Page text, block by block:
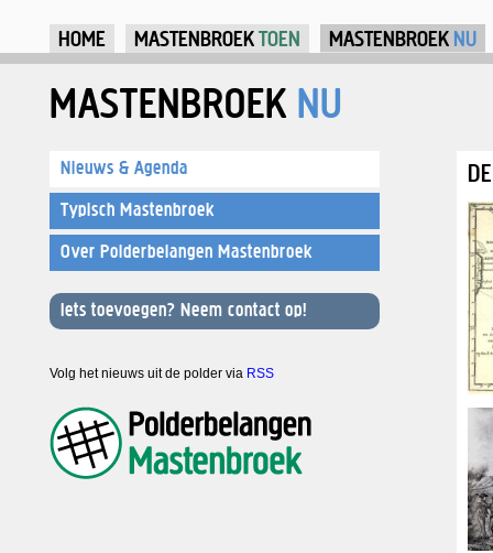
HOME MASTENBROEKTOEN MASTENBROEK NU
MASTENBROEK NU
Nieuws & Agenda
Typisch Mastenbroek
Over Polderbelangen Mastenbroek
Iets toevoegen? Neem contact op!
Volg het nieuws uit de polder via RSS